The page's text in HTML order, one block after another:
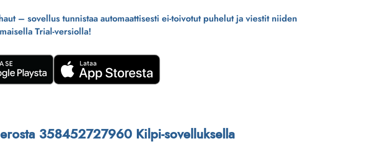
– sovellus tunnistaa automaattisesti ei-toivotut puhelut ja viestit niiden
Trial-versiolla!
358452727960 Kilpi-sovelluksella